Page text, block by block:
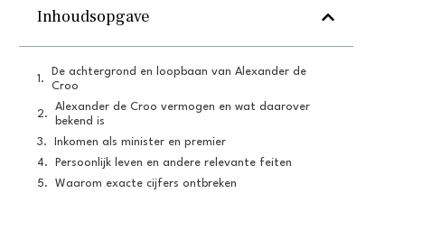
Inhoudsopgave
De achtergrond en loopbaan van Alexander de
Croo
Alexander de Croo vermogen en wat daarover
bekend is
Inkomen als minister en premier
Persoonlijk leven en andere relevante feiten
Waarom exacte cijfers ontbreken